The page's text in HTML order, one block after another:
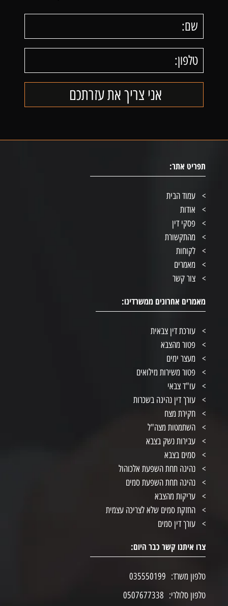
תפריט אתר:
עמוד הבית
אודות
פסקי דין
מהתקשורת
לקוחות
מאמרים
צור קשר
מאמרים אחרונים ממשרדינו:
עורכת דין צבאית
פטור מהצבא
מעצר ימים
פטור משירות מילואים
עו"ד צבאי
עורך דין נהיגה בשכרות
חקירת מצח
השתמטות מצה"ל
עבירות נשק בצבא
סמים בצבא
נהיגה תחת השפעת אלכוהול
נהיגה תחת השפעת סמים
עריקות מהצבא
החזקת סמים שלא לצריכה עצמית
עורך דין סמים
צרו איתנו קשר כבר היום:
טלפון משרד: 035550199
טלפון סלולרי: 0507677338